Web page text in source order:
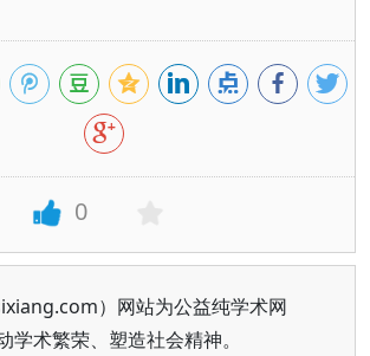
0
）网站为公益纯学术网
学术繁荣、塑造社会精神。